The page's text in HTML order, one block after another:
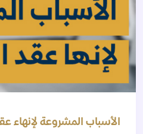
الأسباب المشروعة لإنهاء